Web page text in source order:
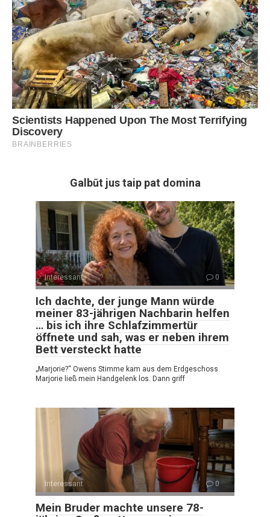
Galbūt jus taip pat domina
Interessant 0
Ich dachte, der junge Mann würde
meiner 83-jährigen Nachbarin helfen
… bis ich ihre Schlafzimmertür
öffnete und sah, was er neben ihrem
Bett versteckt hatte
„Marjorie?“ Owens Stimme kam aus dem Erdgeschoss.
Marjorie ließ mein Handgelenk los. Dann griff
Interessant 0
Mein Bruder machte unsere 78-